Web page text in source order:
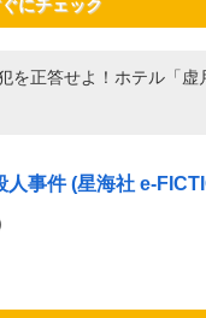
にチェック
正答せよ！ホテル「虚
事件 (星海社 e-